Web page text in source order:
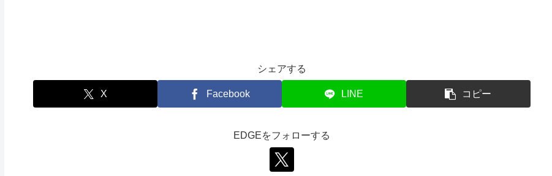
シェアする
X Facebook LINE コピー
EDGEをフォローする